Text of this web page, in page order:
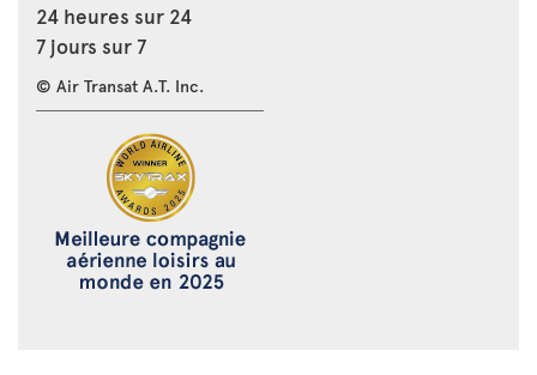
24 heures sur 24
7 jours sur 7
© Air Transat A.T. Inc.